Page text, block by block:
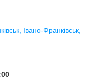
Івано-Франківськ,